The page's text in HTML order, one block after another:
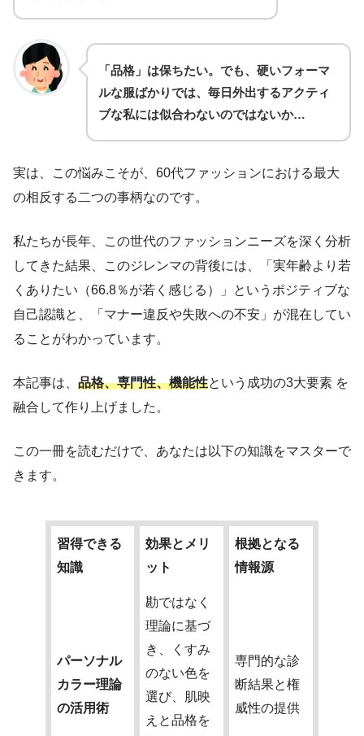
「品格」は保ちたい。でも、硬いフォーマ
ルな服ばかりでは、毎日外出するアクティ
ブな私には似合わないのではないか…
実は、この悩みこそが、60代ファッションにおける最大
の相反する二つの事柄なのです。
私たちが長年、この世代のファッションニーズを深く分析
してきた結果、このジレンマの背後には、「実年齢より若
くありたい（66.8％が若く感じる）」というポジティブな
自己認識と、「マナー違反や失敗への不安」が混在してい
ることがわかっています。
本記事は、 品格、専門性、機能性という成功の3大要素 を
融合して作り上げました。
この一冊を読むだけで、あなたは以下の知識をマスターで
きます。
習得できる
知識
効果とメリ
ット
根拠となる
情報源
パーソナル
カラー理論
の活用術
勘ではなく
理論に基づ
き、くすみ
のない色を
選び、肌映
えと品格を
専門的な診
断結果と権
威性の提供